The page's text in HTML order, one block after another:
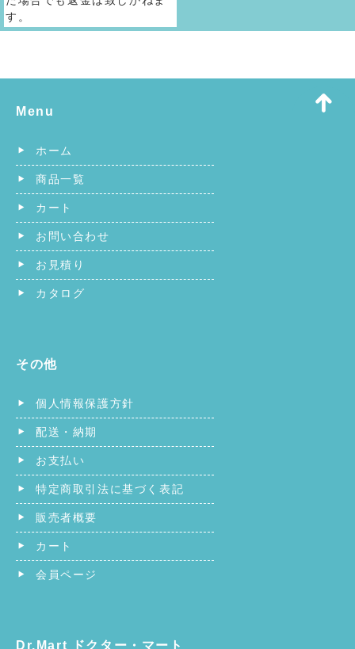
す。
Menu
ホーム
商品一覧
カート
お問い合わせ
お見積り
カタログ
その他
個人情報保護方針
配送・納期
お支払い
特定商取引法に基づく表記
販売者概要
カート
会員ページ
Dr.Mart ドクター・マート